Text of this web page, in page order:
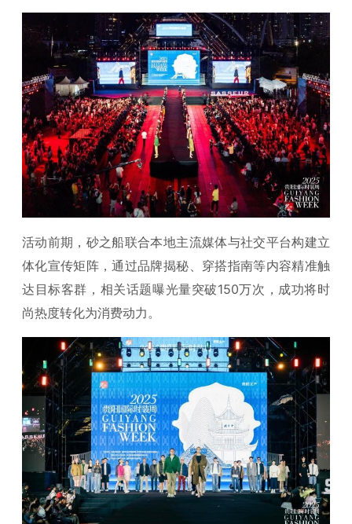
活动前期，砂之船联合本地主流媒体与社交平台构建立
体化宣传矩阵，通过品牌揭秘、穿搭指南等内容精准触
达目标客群，相关话题曝光量突破150万次，成功将时
尚热度转化为消费动力。